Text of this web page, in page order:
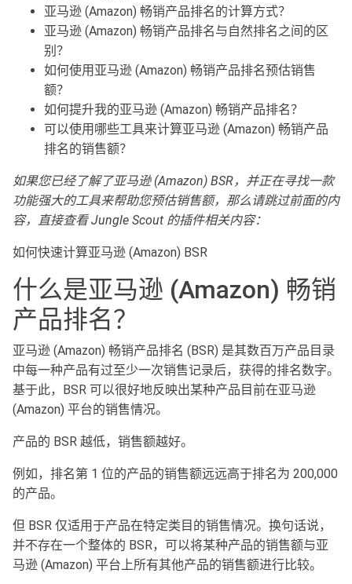
亚马逊 (Amazon) 畅销产品排名的计算方式？
亚马逊 (Amazon) 畅销产品排名与自然排名之间的区
别？
如何使用亚马逊 (Amazon) 畅销产品排名预估销售
额？
如何提升我的亚马逊 (Amazon) 畅销产品排名？
可以使用哪些工具来计算亚马逊 (Amazon) 畅销产品
排名的销售额？
如果您已经了解了亚马逊(Amazon) BSR，并正在寻找一款
功能强大的工具来帮助您预估销售额，那么请跳过前面的内
容，直接查看Jungle Scout 的插件相关内容：
如何快速计算亚马逊 (Amazon) BSR
什么是亚马逊 (Amazon) 畅销
产品排名？
亚马逊 (Amazon) 畅销产品排名 (BSR) 是其数百万产品目录
中每一种产品有过至少一次销售记录后，获得的排名数字。
基于此，BSR 可以很好地反映出某种产品目前在亚马逊
(Amazon) 平台的销售情况。
产品的 BSR 越低，销售额越好。
例如，排名第 1 位的产品的销售额远远高于排名为 200,000
的产品。
但 BSR 仅适用于产品在特定类目的销售情况。换句话说，
并不存在一个整体的 BSR，可以将某种产品的销售额与亚
马逊 (Amazon) 平台上所有其他产品的销售额进行比较。